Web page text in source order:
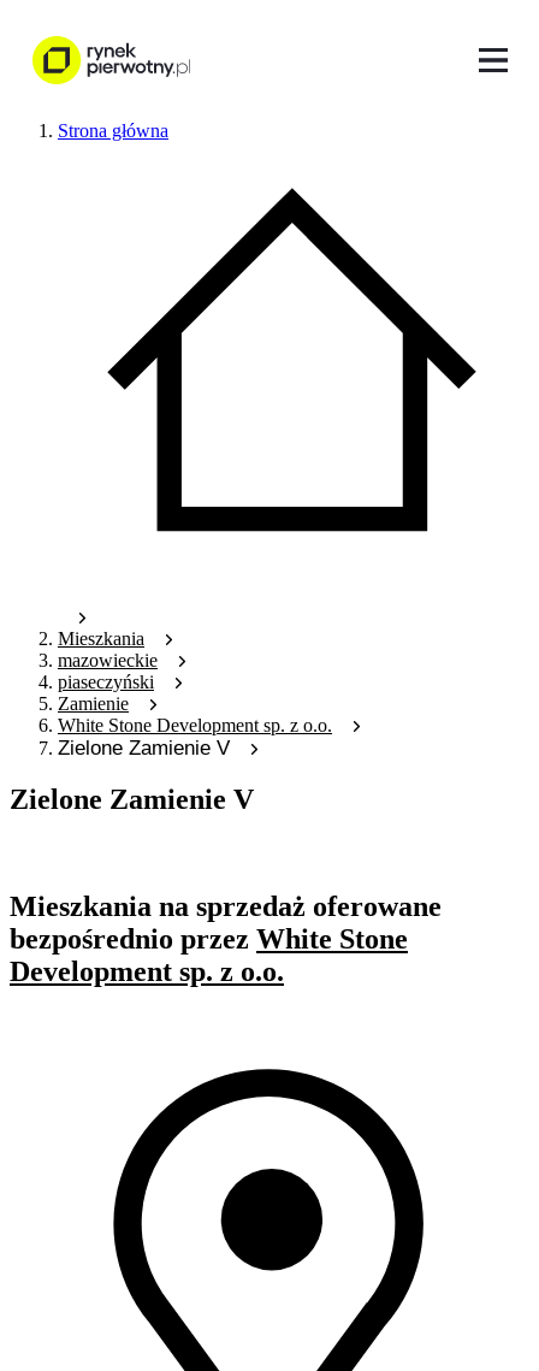
Strona główna
Mieszkania
mazowieckie
piaseczyński
Zamienie
White Stone Development sp. z o.o.
Zielone Zamienie V
Zielone Zamienie V
Mieszkania na sprzedaż oferowane
bezpośrednio przez White Stone
Development sp. z o.o.